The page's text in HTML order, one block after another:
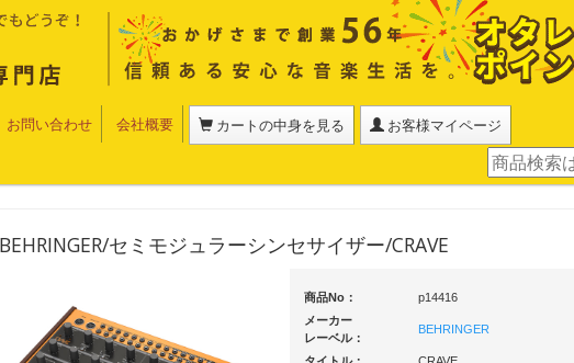
お問い合わせ 会社概要 カートの中身を見る お客様マイページ
BEHRINGER/セミモジュラーシンセサイザー/CRAVE
商品No：
p14416
メーカー
レーベル：
BEHRINGER